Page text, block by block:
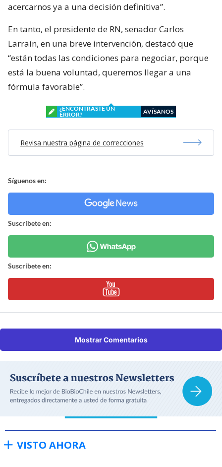
acercarnos ya a una decisión definitiva”.
En tanto, el presidente de RN, senador Carlos
Larraín, en una breve intervención, destacó que
“están todas las condiciones para negociar, porque
está la buena voluntad, queremos llegar a una
fórmula favorable”.
¿ENCONTRASTE UN
ERROR?
AVÍSANOS
Revisa nuestra página de correcciones
Síguenos en:
Suscríbete en:
Suscríbete en:
Mostrar Comentarios
VISTO AHORA